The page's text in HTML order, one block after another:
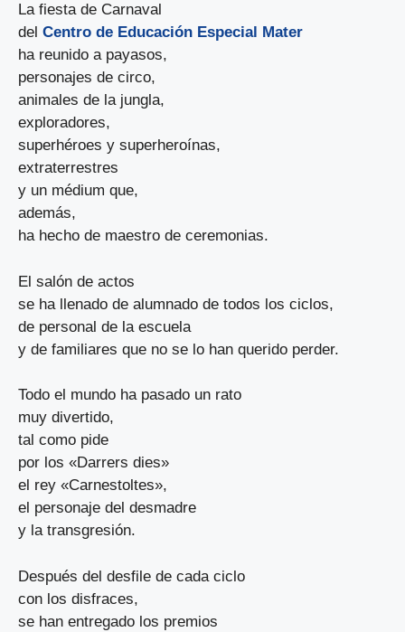
La fiesta de Carnaval
del Centro de Educación Especial Mater
ha reunido a payasos,
personajes de circo,
animales de la jungla,
exploradores,
superhéroes y superheroínas,
extraterrestres
y un médium que,
además,
ha hecho de maestro de ceremonias.
El salón de actos
se ha llenado de alumnado de todos los ciclos,
de personal de la escuela
y de familiares que no se lo han querido perder.
Todo el mundo ha pasado un rato
muy divertido,
tal como pide
por los «Darrers dies»
el rey «Carnestoltes»,
el personaje del desmadre
y la transgresión.
Después del desfile de cada ciclo
con los disfraces,
se han entregado los premios